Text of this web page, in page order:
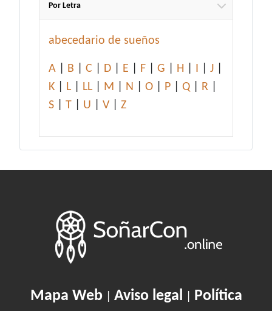
Por Letra
abecedario de sueños
A B C D E F G H I J
K
L LL M N O P Q R
S
T U V Z
Mapa Web| Aviso legal
Política